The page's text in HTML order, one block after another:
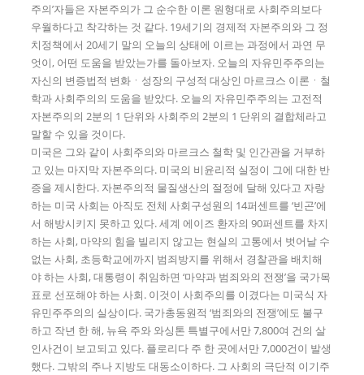
주의’자들은 자본주의가 그 순수한 이론 원형대로 사회주의보다
우월하다고 착각하는 것 같다. 19세기의 경제적 자본주의와 그 정
치정책에서 20세기 말의 오늘의 상태에 이르는 과정에서 과연 무
엇이, 어떤 도움을 받았는가를 돌아보자. 오늘의 자유민주주의는
자신의 변증법적 변화ㆍ성장의 구성적 대상인 마르크스 이론ㆍ철
학과 사회주의의 도움을 받았다. 오늘의 자유민주주의는 고전적
자본주의의 2분의 1 단위와 사회주의 2분의 1 단위의 결합체라고
말할 수 있을 것이다.
미국은 그와 같이 사회주의와 마르크스 철학 및 인간관을 거부하
고 있는 마지막 자본주의다. 미국의 비윤리적 실정이 그에 대한 반
증을 제시한다. 자본주의적 물질생산의 절정에 달해 있다고 자랑
하는 미국 사회는 아직도 전체 사회구성원의 14퍼센트를 ‘빈곤’에
서 해방시키지 못하고 있다. 세계 에이즈 환자의 90퍼센트를 차지
하는 사회, 마약의 힘을 빌리지 않고는 현실의 고통에서 벗어날 수
없는 사회, 초등학교에까지 범죄방지를 위해서 경찰관을 배치해
야 하는 사회, 대통령이 취임하면 ‘마약과 범죄와의 전쟁’을 국가목
표로 선포해야 하는 사회. 이것이 사회주의를 이겼다는 미국식 자
유민주주의의 실상이다. 국가총동원적 ‘범죄와의 전쟁’에도 불구
하고 작년 한 해, 뉴욕 주와 와싱톤 특별구에서만 7,800여 건의 살
인사건이 보고되고 있다. 플로리다 주 한 곳에서만 7,000건이 발생
했다. 그밖의 주나 지방도 대동소이하다. 그 사회의 극단적 이기주